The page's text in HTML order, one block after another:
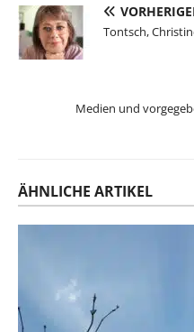
Tontsch,
Medien und
ÄHNLICHE ARTIKEL